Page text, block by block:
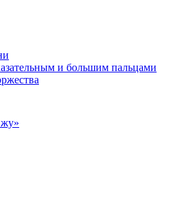
и большим пальцами